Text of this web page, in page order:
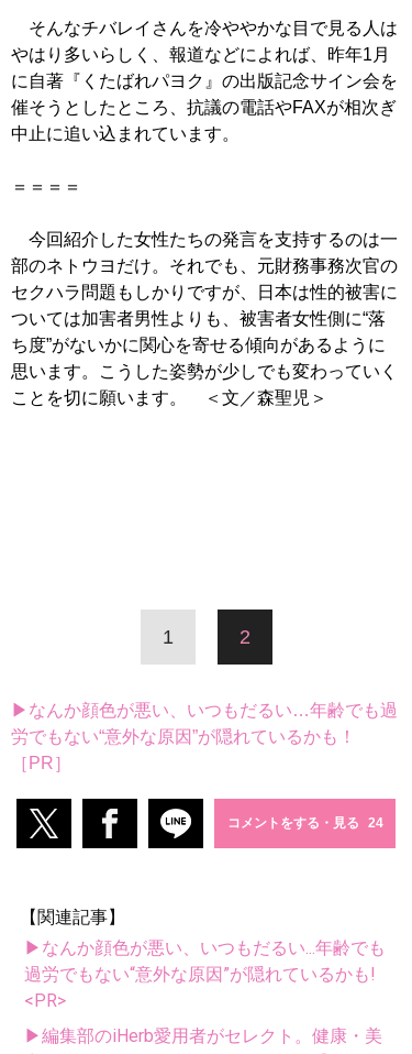
そんなチバレイさんを冷ややかな目で見る人は
やはり多いらしく、報道などによれば、昨年1月
に自著『くたばれパヨク』の出版記念サイン会を
催そうとしたところ、抗議の電話やFAXが相次ぎ
中止に追い込まれています。
＝＝＝＝
今回紹介した女性たちの発言を支持するのは一
部のネトウヨだけ。それでも、元財務事務次官の
セクハラ問題もしかりですが、日本は性的被害に
ついては加害者男性よりも、被害者女性側に“落
ち度”がないかに関心を寄せる傾向があるように
思います。こうした姿勢が少しでも変わっていく
ことを切に願います。 ＜文／森聖児＞
1 2
▶なんか顔色が悪い、いつもだるい…年齢でも過
労でもない“意外な原因”が隠れているかも！
［PR］
コメントをする・見る
【関連記事】
▶なんか顔色が悪い、いつもだるい...年齢でも
過労でもない“意外な原因”が隠れているかも!
<PR>
▶編集部のiHerb愛用者がセレクト。健康・美